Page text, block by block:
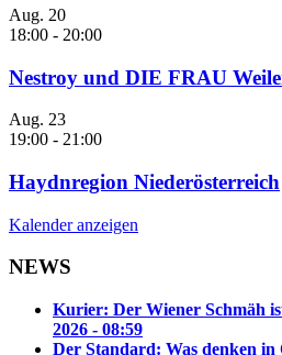
Aug. 20
18:00 - 20:00
Nestroy und DIE FRAU
Aug. 23
19:00 - 21:00
Haydnregion Niederösterreich
Kalender anzeigen
NEWS
Kurier: Der Wiener Schmäh
2026 - 08:59
Der Standard: Was denken in